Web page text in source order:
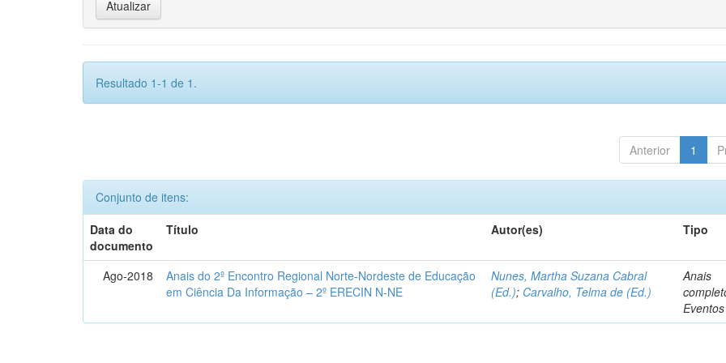
Resultado 1-1 de 1.
Anterior 1
Conjunto de itens:
Data do
documento
Título Autor(es) Tipo
Ago-2018
Anais do 2º Encontro Regional Norte-Nordeste de Educação
em Ciência Da Informação – 2º ERECIN N-NE
Nunes, Martha Suzana Cabral
(Ed.); Carvalho, Telma de (Ed.)
Anais
Eventos